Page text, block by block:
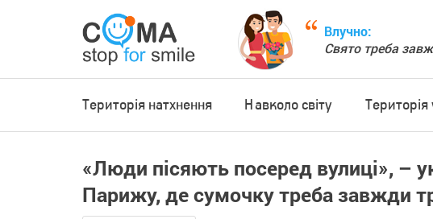
Влучно:
Свято треба
Територія натхнення Навколо світу Територія
«Люди пісяють посеред вулиці», –
Парижу, де сумочку треба завжди